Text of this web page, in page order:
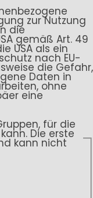
zur Nutzung
die
gemäß Art. 49
USA als ein
nach EU-
die Gefahr,
Daten in
ohne
eine
für die
Die erste
kann nicht